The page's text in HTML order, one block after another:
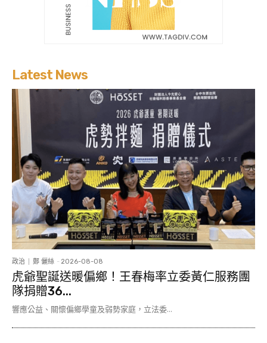
Latest News
政治 鄭 儷絲 - 2026-08-08
虎爺聖誕送暖偏鄉！王春梅率立委黃仁服務團
隊捐贈36...
響應公益、關懷偏鄉學童及弱勢家庭，立法委...